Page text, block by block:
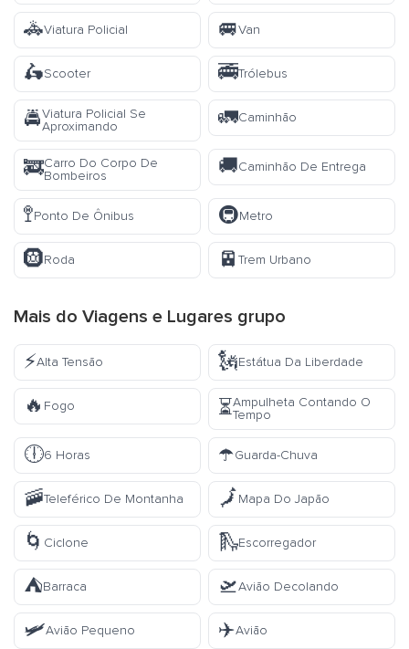
🚓Viatura Policial 🚐Van
🛵Scooter 🚎Trólebus
🚔Viatura Policial Se
Aproximando
🚛Caminhão
🚒Carro Do Corpo De
Bombeiros
🚚Caminhão De Entrega
🚏Ponto De Ônibus 🚇Metro
🛞Roda 🚈 Trem Urbano
Mais do Viagens e Lugares grupo
⚡Alta Tensão 🗽Estátua Da Liberdade
🔥 Fogo ⏳Ampulheta Contando O
Tempo
🕕6 Horas ☂️Guarda-Chuva
🚠Teleférico De Montanha 🗾Mapa Do Japão
🌀 Ciclone 🛝Escorregador
⛺Barraca 🛫Avião Decolando
🛩️Avião Pequeno ✈️Avião